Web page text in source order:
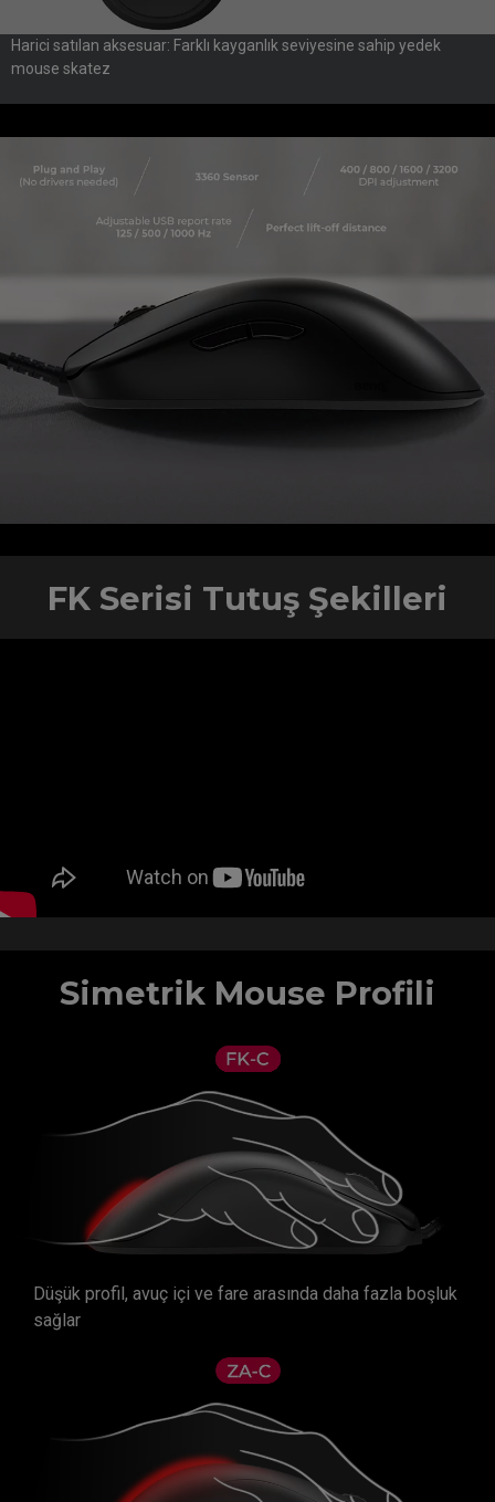
Harici satılan aksesuar: Farklı kayganlık seviyesine sahip yedek
mouse skatez
FK Serisi Tutuş Şekilleri
Simetrik Mouse Profili
Düşük profil, avuç içi ve fare arasında daha fazla boşluk
sağlar